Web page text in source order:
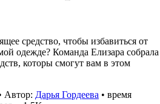
средство, чтобы избавиться от
одежде? Команда Елизара собрала
которы смогут вам в этом
Автор: Дарья Гордеева • время